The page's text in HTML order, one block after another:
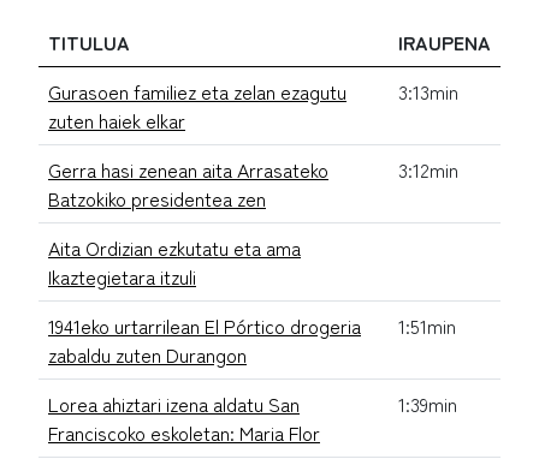
TITULUA
IRAUPENA
Gurasoen familiez eta zelan ezagutu
zuten haiek elkar
3:13min
Gerra hasi zenean aita Arrasateko
Batzokiko presidentea zen
3:12min
Aita Ordizian ezkutatu eta ama
Ikaztegietara itzuli
1941eko urtarrilean El Pórtico drogeria
zabaldu zuten Durangon
1:51min
Lorea ahiztari izena aldatu San
Franciscoko eskoletan: Maria Flor
1:39min